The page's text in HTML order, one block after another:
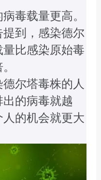
毒载量更高。
到，感染德尔
比感染原始毒
尔塔毒株的人
的病毒就越
的机会就更大